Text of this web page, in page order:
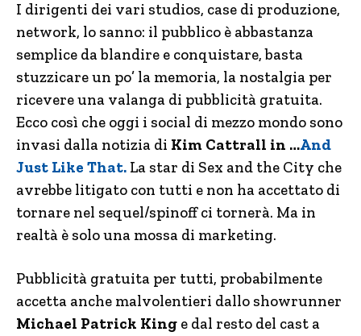
I dirigenti dei vari studios, case di produzione,
network, lo sanno: il pubblico è abbastanza
semplice da blandire e conquistare, basta
stuzzicare un po’ la memoria, la nostalgia per
ricevere una valanga di pubblicità gratuita.
Ecco così che oggi i social di mezzo mondo sono
invasi dalla notizia di Kim Cattrall in …And
Just Like That. La star di Sex and the City che
avrebbe litigato con tutti e non ha accettato di
tornare nel sequel/spinoff ci tornerà. Ma in
realtà è solo una mossa di marketing.
Pubblicità gratuita per tutti, probabilmente
accetta anche malvolentieri dallo showrunner
Michael Patrick King e dal resto del cast a